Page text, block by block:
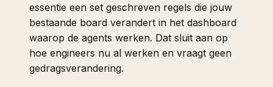
essentie een set geschreven regels die jouw
bestaande board verandert in het dashboard
waarop de agents werken. Dat sluit aan op
hoe engineers nu al werken en vraagt geen
gedragsverandering.